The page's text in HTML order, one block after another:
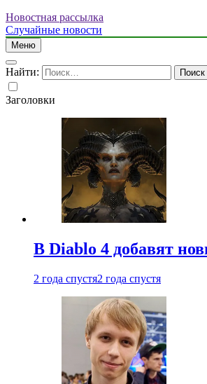
Новостная рассылка
Случайные новости
Меню
Найти:
Заголовки
В Diablo 4 добавят
2 года спустя2 года спустя